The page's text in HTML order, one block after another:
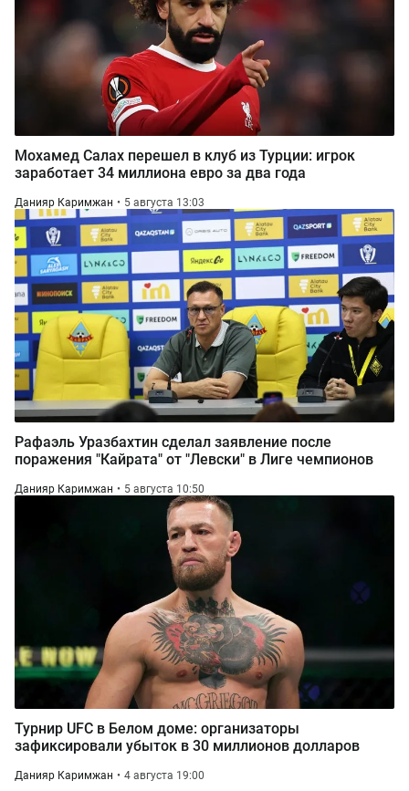
Мохамед Салах перешел в клуб из Турции: игрок
заработает 34 миллиона евро за два года
Данияр Каримжан 5 августа 13:03
Рафаэль Уразбахтин сделал заявление после
поражения "Кайрата" от "Левски" в Лиге чемпионов
Данияр Каримжан 5 августа 10:50
Турнир UFC в Белом доме: организаторы
зафиксировали убыток в 30 миллионов долларов
Данияр Каримжан 4 августа 19:00